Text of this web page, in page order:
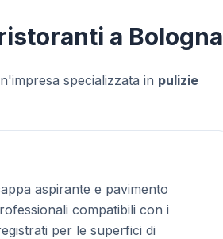
a Bologna
specializzata in pulizie
aspirante e pavimento
compatibili con i
per le superfici di